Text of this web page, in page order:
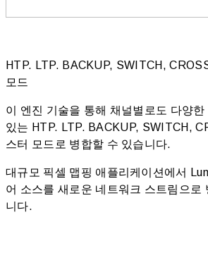
HTP. LTP. BACKUP, SWITCH,
모드
이 엔진 기술을 통해 채널별로도 다양
있는 HTP. LTP. BACKUP, SWITCH,
스터 모드로 병합할 수 있습니다.
대규모 픽셀 맵핑 애플리케이션에서
어 소스를 새로운 네트워크 스트림으로
니다.